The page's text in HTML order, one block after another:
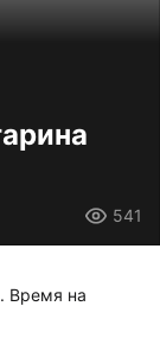
541
Время на